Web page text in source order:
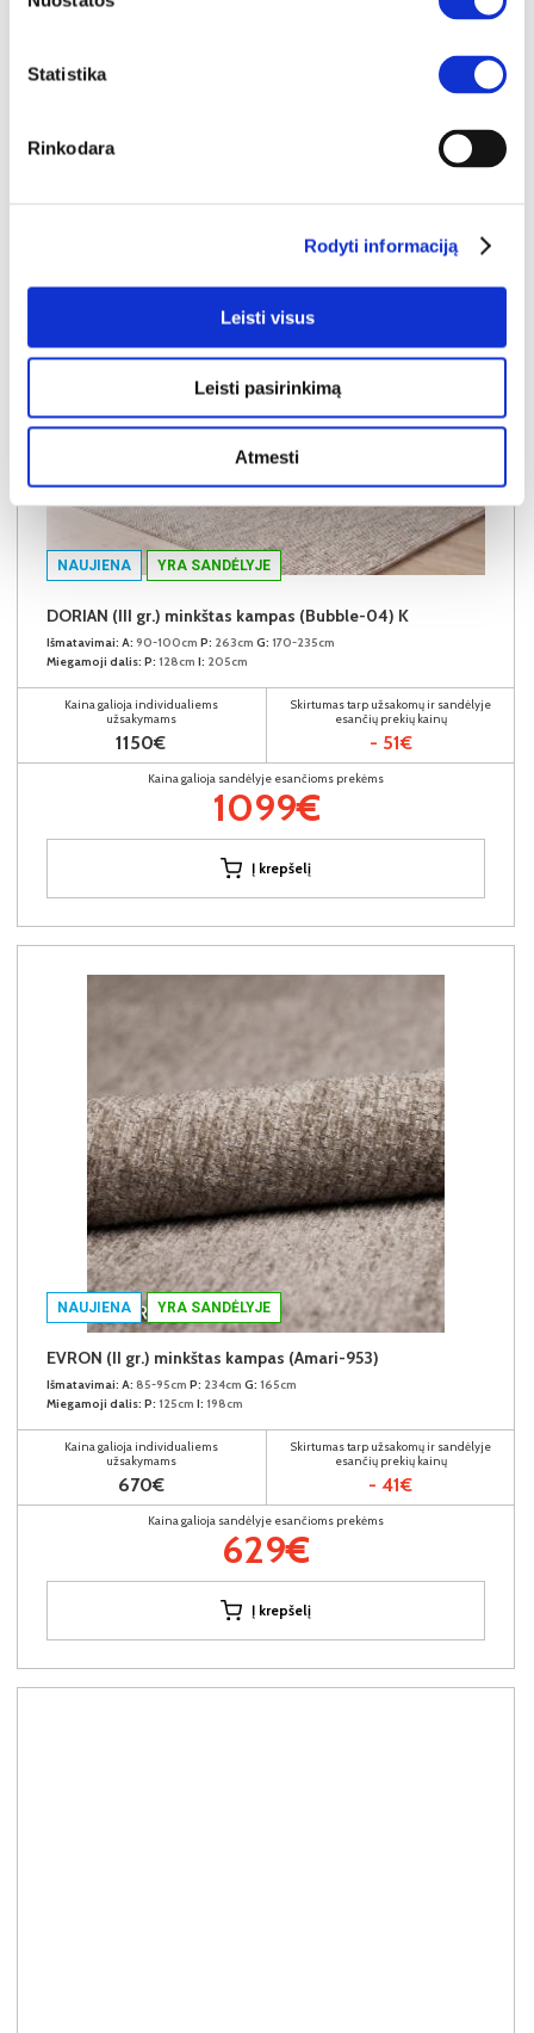
Statistika
Rinkodara
Rodyti informaciją
Leisti visus
Leisti pasirinkimą
Atmesti
NAUJIENA YRA SANDĖLYJE
DORIAN (III gr.) minkštas kampas (Bubble-04) K
Išmatavimai: A: 90-100cm P: 263cm G: 170-235cm
Miegamoji dalis: P: 128cm I: 205cm
Kaina galioja individualiems
užsakymams
1150€
Skirtumas tarp užsakomų ir sandėlyje
esančių prekių kainų
- 51€
Kaina galioja sandėlyje esančioms prekėms
1099€
Į krepšelį
NAUJIENA YRA SANDĖLYJE
EVRON (II gr.) minkštas kampas (Amari-953)
Išmatavimai: A: 85-95cm P: 234cm G: 165cm
Miegamoji dalis: P: 125cm I: 198cm
Kaina galioja individualiems
užsakymams
670€
Skirtumas tarp užsakomų ir sandėlyje
esančių prekių kainų
- 41€
Kaina galioja sandėlyje esančioms prekėms
629€
Į krepšelį